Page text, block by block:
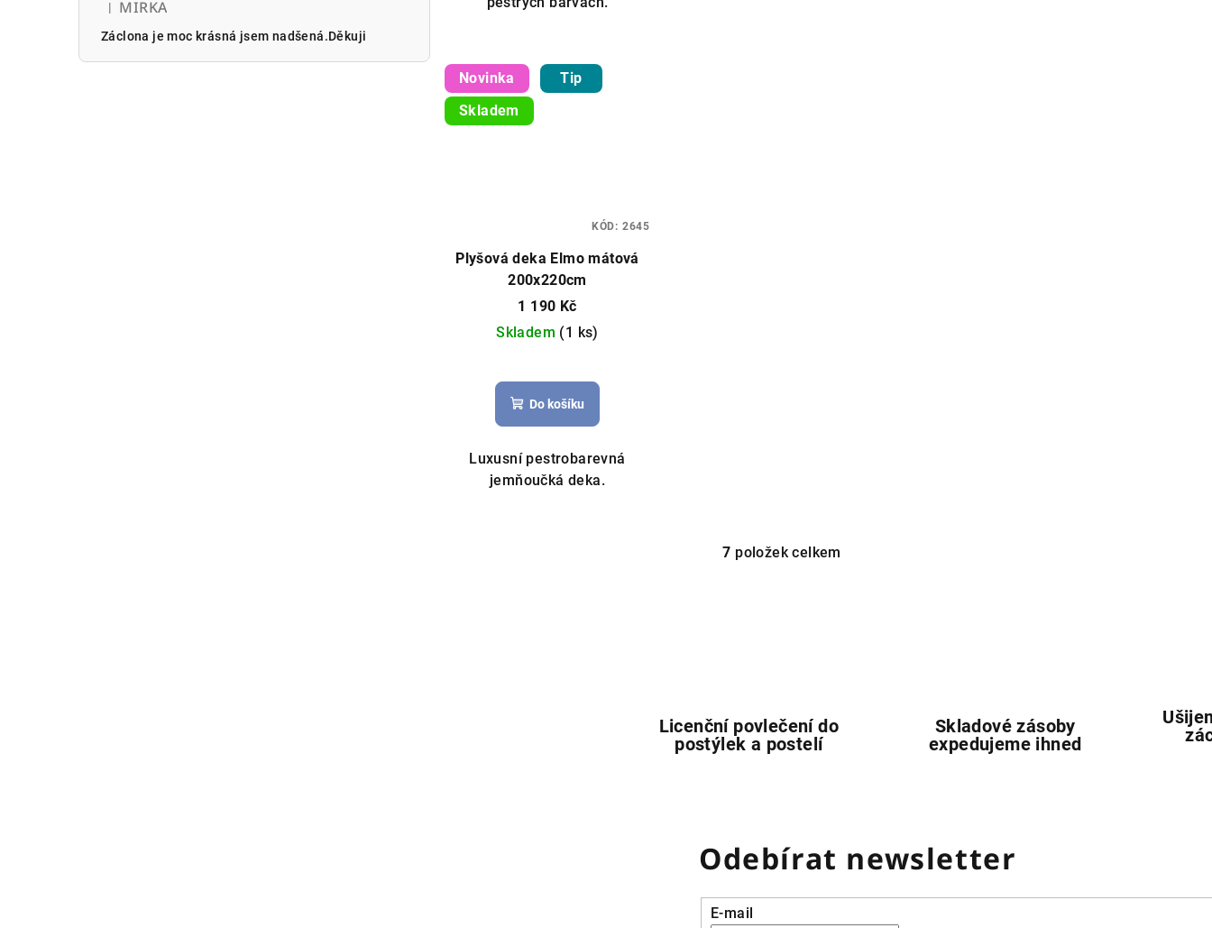
Hodnocení produktu je 5 z 5 hvězdiček.
| MIRKA
Záclona je moc krásná jsem nadšená.Děkuji
Novinka
Tip
Skladem
Plyšová deka Elmo mátová
200x220cm
1 190 Kč
Skladem (1 ks)
Do košíku
Luxusní pestrobarevná
jemňoučká deka.
KÓD: 2645
O
c
í
k
y
v
ý
7 položek celkem
Licenční povlečení do
postýlek a postelí
Skladové zásoby
expedujeme ihned
Odebírat newsletter
E-mail